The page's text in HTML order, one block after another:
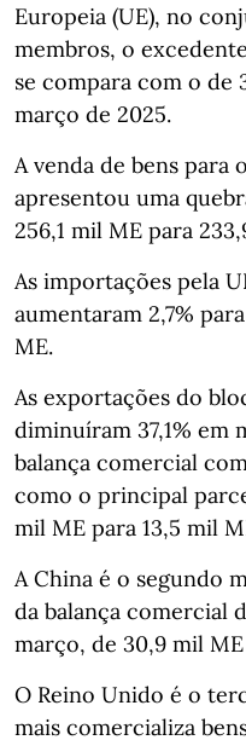
Europeia (UE), no
membros, o
se compara com o de
março de 2025.
A venda de bens para
apresentou uma
256,1 mil ME para
As importações pela
aumentaram 2,7%
ME.
As exportações do
diminuíram 37,1% em
balança comercial
como o principal
mil ME para 13,5 mil
A China é o segundo
da balança comercial
março, de 30,9 mil
O Reino Unido é o
mais comercializa